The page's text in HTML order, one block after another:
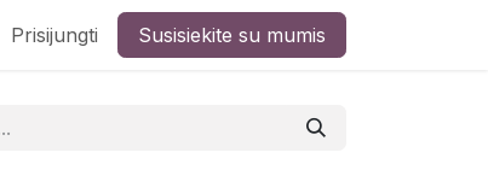
Prisijungti Susisiekite su mumis